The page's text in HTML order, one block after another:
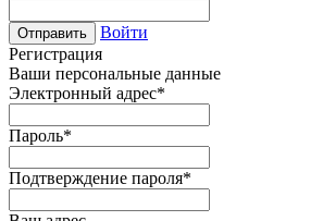
Отправить
Войти
Регистрация
Ваши персональные данные
Электронный адрес*
Пароль*
Подтверждение пароля*